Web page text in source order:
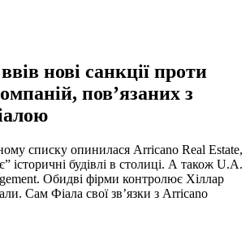
нові санкції проти
пов’язаних з
списку опинилася Arricano Real Estate,
історичні будівлі в столиці. А також U.A.
Обидві фірми контролює Хіллар
Сам Фіала свої зв’язки з Arricano